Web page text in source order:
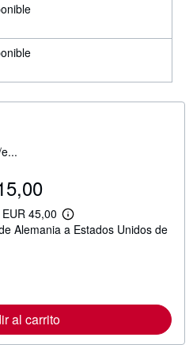
45,00
M
á
r
c
Alemania a Estados Unidos de
al carrito